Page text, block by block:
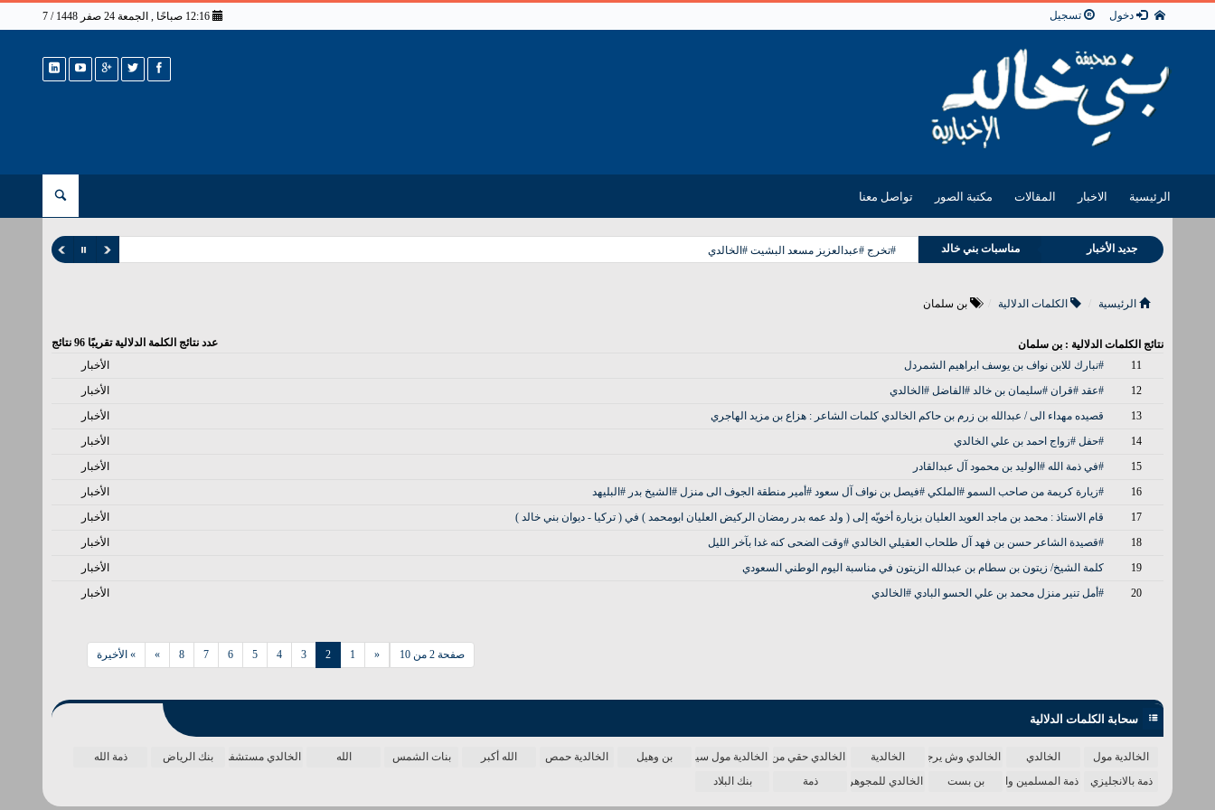
دخول تسجيل
الرئيسية الاخبار المقالات مكتبة الصور تواصل معنا
جديد الأخبار
وفيات بني خالد
مناسبات بني خالد #تخرج #عبدالعزيز مسعد البشيت #الخالدي
الرئيسية الكلمات الدلالية بن سلمان
نتائج الكلمات الدلالية : بن سلمان عدد نتائج الكلمة الدلالية تقريبًا 96 نتائج
11
#نبارك للابن نواف بن يوسف ابراهيم الشمردل
الأخبار
12
#عقد #قران #سليمان بن خالد #الفاضل #الخالدي
الأخبار
13
‏قصيده مهداء الى / عبدالله بن زرم بن حاكم الخالدي كلمات الشاعر : هزاع بن مزيد الهاجري
الأخبار
14
#حفل #زواج احمد بن علي الخالدي
الأخبار
15
#في ذمة الله #الوليد بن محمود آل عبدالقادر
الأخبار
16
#زيارة كريمة من صاحب السمو #الملكي ‏#فيصل بن نواف آل سعود #أمير منطقة الجوف ‏الى منزل #الشيخ بدر #البليهد
الأخبار
17
قام الاستاذ : محمد بن ماجد العويد العليان بزيارة أخويّه إلى ( ولد عمه بدر رمضان الركيض العليان ابومحمد ) في ( تركيا - ديوان بني خالد )
الأخبار
18
#قصيدة الشاعر حسن بن فهد آل طلحاب العقيلي الخالدي #وقت الضحى كنه غدا بآخر الليل
الأخبار
19
كلمة الشيخ/ زيتون بن سطام بن عبدالله الزيتون في مناسبة اليوم الوطني السعودي
الأخبار
20
#أمل تنير منزل محمد بن علي الحسو البادي #الخالدي الأخبار
صفحة 2 من 10 «
1
2
3
4
5
6
7
8
» » الأخيرة
سحابة الكلمات الدلالية
الخالدية مول الخالدي الخالدي وش يرجع الخالدية الخالدي حقي من الدنياالخالدية مول سينما بن وهيل الخالدية حمص الله أكبر بنات الشمس الله الخالدي مستشفى بنك الرياض
ذمة الله
ذمة بالانجليزي
ذمة المسلمين واحدة بن بست الخالدي للمجوهرات ذمة بنك البلاد